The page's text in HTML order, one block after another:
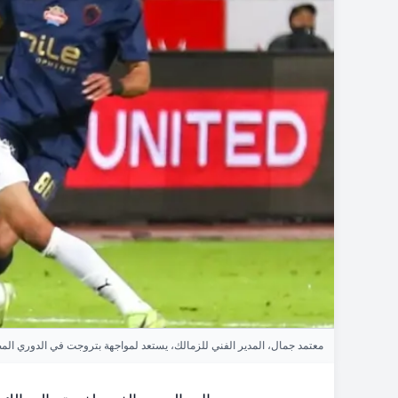
معتمد جمال، المدير الفني للزمالك، يستعد لمواجهة بتروجت في الدوري